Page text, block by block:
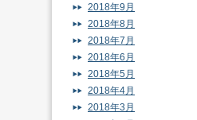
2018年9月
2018年8月
2018年7月
2018年6月
2018年5月
2018年4月
2018年3月